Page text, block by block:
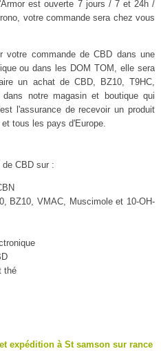
est ouverte 7 jours / 7 et 24h /
votre commande sera chez vous
commande de CBD dans une
ou dans les DOM TOM, elle sera
un achat de CBD, BZ10, T9HC,
notre magasin et boutique qui
l'assurance de recevoir un produit
tous les pays d'Europe.
de CBD sur :
BZ10, VMAC, Muscimole et 10-OH-
thé
expédition à St samson sur rance